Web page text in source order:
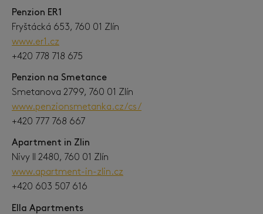
Penzion ER1
Fryštácká 653, 760 01 Zlín
www.er1.cz
+420 778 718 675
Penzion na Smetance
Smetanova 2799, 760 01 Zlín
www.penzionsmetanka.cz/cs/
+420 777 768 667
Apartment in Zlin
Nivy II 2480, 760 01 Zlín
www.apartment-in-zlin.cz
+420 603 507 616
Ella Apartments